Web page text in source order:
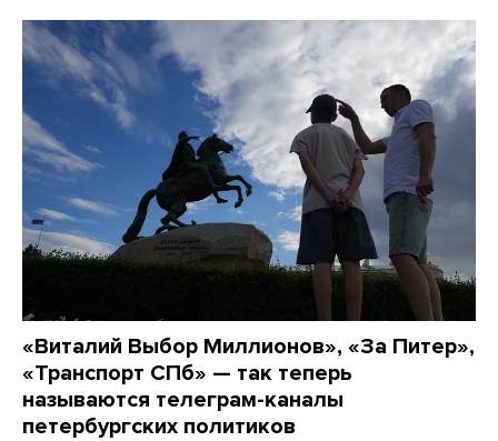
«Виталий Выбор Миллионов», «За Питер»,
«Транспорт СПб» — так теперь
называются телеграм-каналы
петербургских политиков